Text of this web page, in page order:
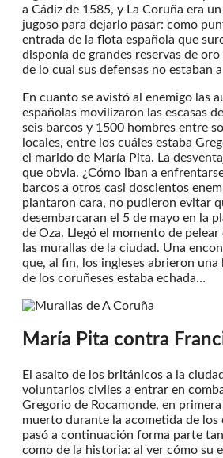
a Cádiz de 1585, y La Coruña era
jugoso para dejarlo pasar: como
entrada de la flota española que
disponía de grandes reservas de oro
de lo cual sus defensas no estaban
En cuanto se avistó al enemigo las
españolas movilizaron las escasas
seis barcos y 1500 hombres entre
locales, entre los cuáles estaba
el marido de María Pita. La
que obvia. ¿Cómo iban a
barcos a otros casi doscientos
plantaron cara, no pudieron evitar
desembarcaran el 5 de mayo en la
de Oza. Llegó el momento de
las murallas de la ciudad. Una
que, al fin, los ingleses abrieron una
de los coruñeses estaba echada…
María Pita contra
El asalto de los británicos a la
voluntarios civiles a entrar en
Gregorio de Rocamonde, en
muerto durante la acometida de los
pasó a continuación forma parte
como de la historia: al ver cómo su